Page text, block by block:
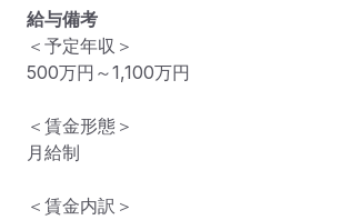
給与備考
＜予定年収＞
500万円～1,100万円
＜賃金形態＞
月給制
＜賃金内訳＞